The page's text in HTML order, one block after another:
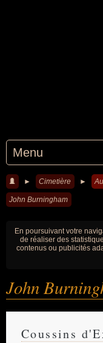
Menu
► Cimetière ►
John Burningham
En poursuivant votre
de réaliser des
contenus ou publicités
John
Coussins